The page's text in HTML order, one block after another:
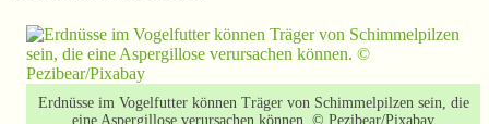
Erdnüsse im Vogelfutter können Träger von Schimmelpilzen sein, die
eine Aspergillose verursachen können. © Pezibear/Pixabay